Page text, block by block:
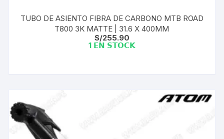
TUBO DE ASIENTO FIBRA DE CARBONO MTB ROAD
T800 3K MATTE | 31.6 X 400MM
S/255.90
1 𝗘𝗡 𝗦𝗧𝗢𝗖𝗞